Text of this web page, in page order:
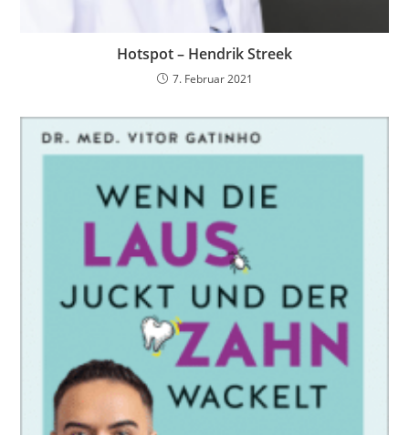
Hotspot – Hendrik Streek
7. Februar 2021